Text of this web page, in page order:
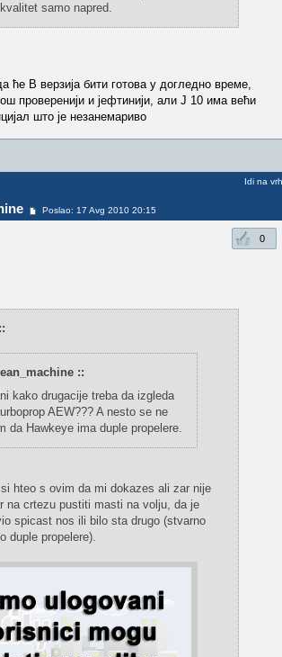
samo napred.
ће B верзија бити готова у догледно време,
проверенији и јефтинији, али J 10 има већи
што је незанемариво
Poslao: 17 Avg 2010 20:15
Idi na vrh
0
::
kako drugacije treba da izgleda
AEW??? A nesto se ne
da Hawkeye ima duple propelere.
hteo s ovim da mi dokazes ali zar nije
na crtezu pustiti masti na volju, da je
spicast nos ili bilo sta drugo (stvarno
duple propelere).